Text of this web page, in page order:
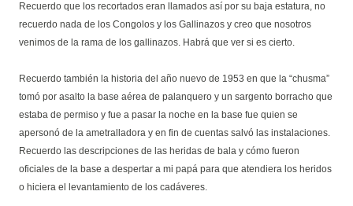
Recuerdo que los recortados eran llamados así por su baja estatura, no
recuerdo nada de los Congolos y los Gallinazos y creo que nosotros
venimos de la rama de los gallinazos. Habrá que ver si es cierto.
Recuerdo también la historia del año nuevo de 1953 en que la “chusma”
tomó por asalto la base aérea de palanquero y un sargento borracho que
estaba de permiso y fue a pasar la noche en la base fue quien se
apersonó de la ametralladora y en fin de cuentas salvó las instalaciones.
Recuerdo las descripciones de las heridas de bala y cómo fueron
oficiales de la base a despertar a mi papá para que atendiera los heridos
o hiciera el levantamiento de los cadáveres.